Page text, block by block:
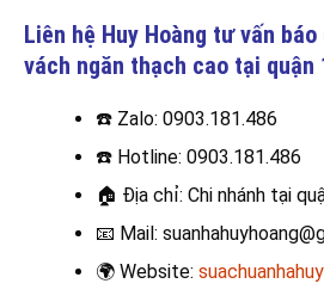
Liên hệ Huy Hoàng tư vấn
vách ngăn thạch cao tại quận
☎️ Zalo: 0903.181.486
☎️ Hotline: 0903.181.486
🏠 Địa chỉ: Chi nhánh tại
📧 Mail:
🌍 Website: